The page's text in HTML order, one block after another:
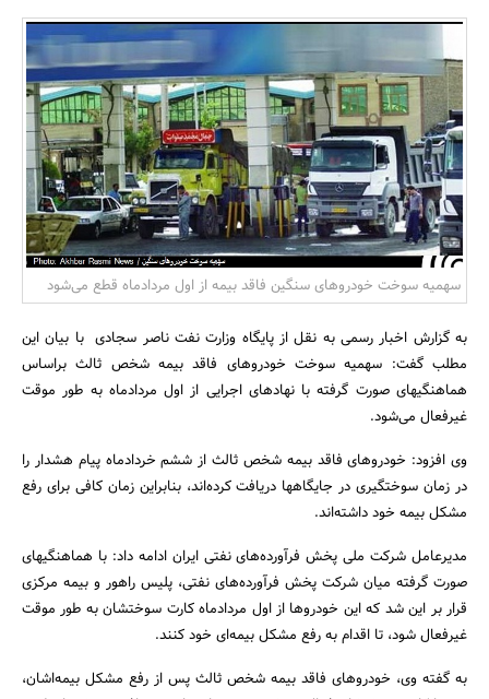
بانک، بیمه و سرمایه
مسکن و ساختمان
سهمیه سوخت خودروهای سنگین فاقد بیمه از اول مردادماه قطع می‌شود
به گزارش اخبار رسمی به نقل از پایگاه وزارت نفت ناصر سجادی با بیان این
مطلب گفت: سهمیه سوخت خودروهای فاقد بیمه شخص ثالث براساس
هماهنگیهای صورت گرفته با نهادهای اجرایی از اول مردادماه به طور موقت
غیرفعال می‌شود.
وی افزود: خودروهای فاقد بیمه شخص ثالث از ششم خردادماه پیام هشدار را
در زمان سوختگیری در جایگاهها دریافت کرده‌اند، بنابراین زمان کافی برای رفع
مشکل بیمه خود داشته‌اند.
مدیرعامل شرکت ملی پخش فرآورده‌های نفتی ایران ادامه داد: با هماهنگیهای
صورت گرفته میان شرکت پخش فرآورده‌های نفتی، پلیس راهور و بیمه مرکزی
قرار بر این شد که این خودروها از اول مردادماه کارت سوختشان به طور موقت
غیرفعال شود، تا اقدام به رفع مشکل بیمه‌ای خود کنند.
به گفته وی، خودروهای فاقد بیمه شخص ثالث پس از رفع مشکل بیمه‌اشان،